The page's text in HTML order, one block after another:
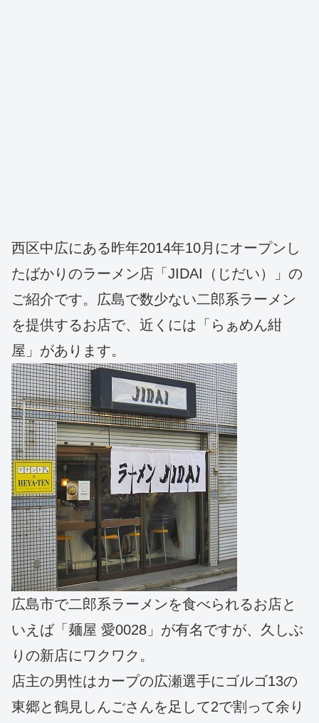
西区中広にある昨年2014年10月にオープンし
たばかりのラーメン店「JIDAI（じだい）」の
ご紹介です。広島で数少ない二郎系ラーメン
を提供するお店で、近くには「らぁめん紺
屋」があります。
広島市で二郎系ラーメンを食べられるお店と
いえば「麺屋 愛0028」が有名ですが、久しぶ
りの新店にワクワク。
店主の男性はカープの広瀬選手にゴルゴ13の
東郷と鶴見しんごさんを足して2で割って余り